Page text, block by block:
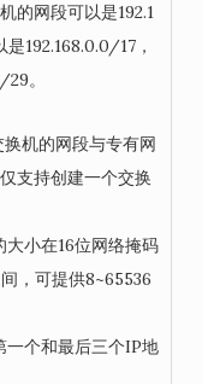
的网段可以是192.1
192.168.0.0/17，
。
机的网段与专有网
支持创建一个交换
大小在16位网络掩码
，可提供8~65536
一个和最后三个IP地